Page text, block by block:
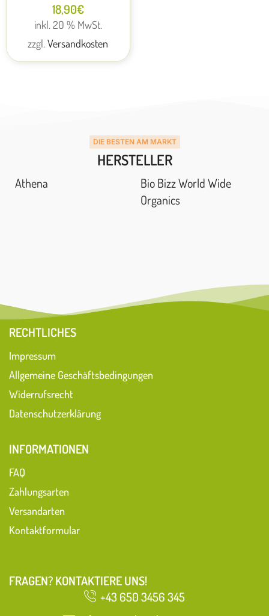
18,90€
inkl. 20 % MwSt.
zzgl.Versandkosten
DIE BESTEN AM MARKT
HERSTELLER
Athena
Bio Bizz World Wide
Organics
RECHTLICHES
Impressum
Allgemeine Geschäftsbedingungen
Widerrufsrecht
Datenschutzerklärung
INFORMATIONEN
FAQ
Zahlungsarten
Versandarten
Kontaktformular
FRAGEN? KONTAKTIERE UNS!
+43 650 3456 345